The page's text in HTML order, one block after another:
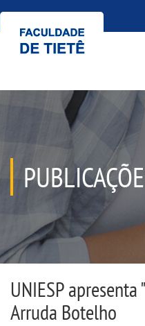
UNIESP
Arruda Botelho